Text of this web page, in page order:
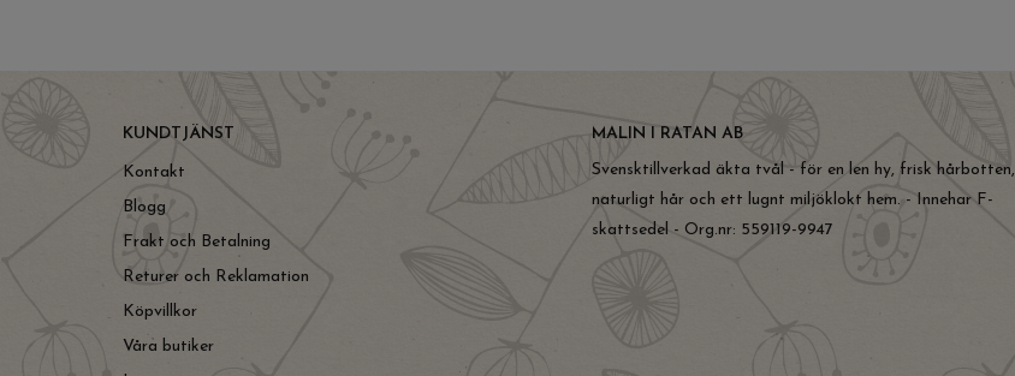
KUNDTJÄNST
Kontakt
Blogg
Frakt och Betalning
Returer och Reklamation
Köpvillkor
Våra butiker
MALIN I RATAN AB
Svensktillverkad äkta tvål - för en len hy, frisk hårbotten,
naturligt hår och ett lugnt miljöklokt hem. - Innehar F-
skattsedel - Org.nr: 559119-9947